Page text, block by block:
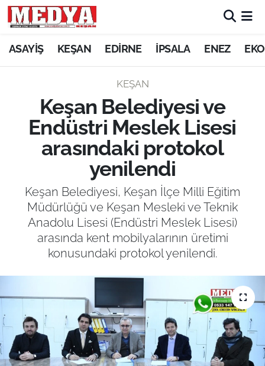
ASAYİŞ KEŞAN EDİRNE İPSALA ENEZ
KEŞAN
Keşan Belediyesi ve
Endüstri Meslek Lisesi
arasındaki protokol
yenilendi
Keşan Belediyesi, Keşan İlçe Milli Eğitim
Müdürlüğü ve Keşan Mesleki ve Teknik
Anadolu Lisesi (Endüstri Meslek Lisesi)
arasında kent mobilyalarının üretimi
konusundaki protokol yenilendi.
KEŞAN
ASAYİŞ
SİYASET
EKONOMİ
SAĞLIK
EĞİTİM
TARIM VE HAYVANCILIK
KÜLTÜR SANAT
RESMİ İLAN